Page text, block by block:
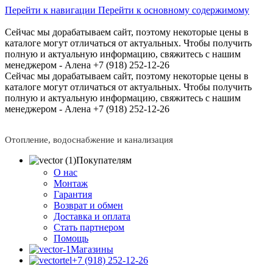
Перейти к навигации Перейти к основному содержимому
Сейчас мы дорабатываем сайт, поэтому некоторые цены в
каталоге могут отличаться от актуальных. Чтобы получить
полную и актуальную информацию, свяжитесь с нашим
менеджером - Алена +7 (918) 252-12-26
Сейчас мы дорабатываем сайт, поэтому некоторые цены в
каталоге могут отличаться от актуальных. Чтобы получить
полную и актуальную информацию, свяжитесь с нашим
менеджером - Алена +7 (918) 252-12-26
Отопление, водоснабжение и канализация
Покупателям
О нас
Монтаж
Гарантия
Возврат и обмен
Доставка и оплата
Стать партнером
Помощь
Магазины
+7 (918) 252-12-26